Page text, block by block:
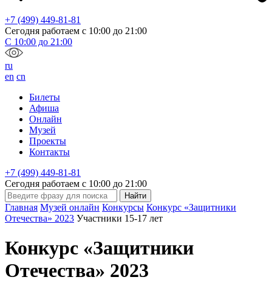
+7 (499) 449-81-81
Сегодня работаем с 10:00 до 21:00
С 10:00 до 21:00
ru
en cn
Билеты
Афиша
Онлайн
Музей
Проекты
Контакты
+7 (499) 449-81-81
Сегодня работаем с 10:00 до 21:00
Главная Музей онлайн Конкурсы Конкурс «Защитники
Отечества» 2023 Участники 15-17 лет
Конкурс «Защитники
Отечества» 2023